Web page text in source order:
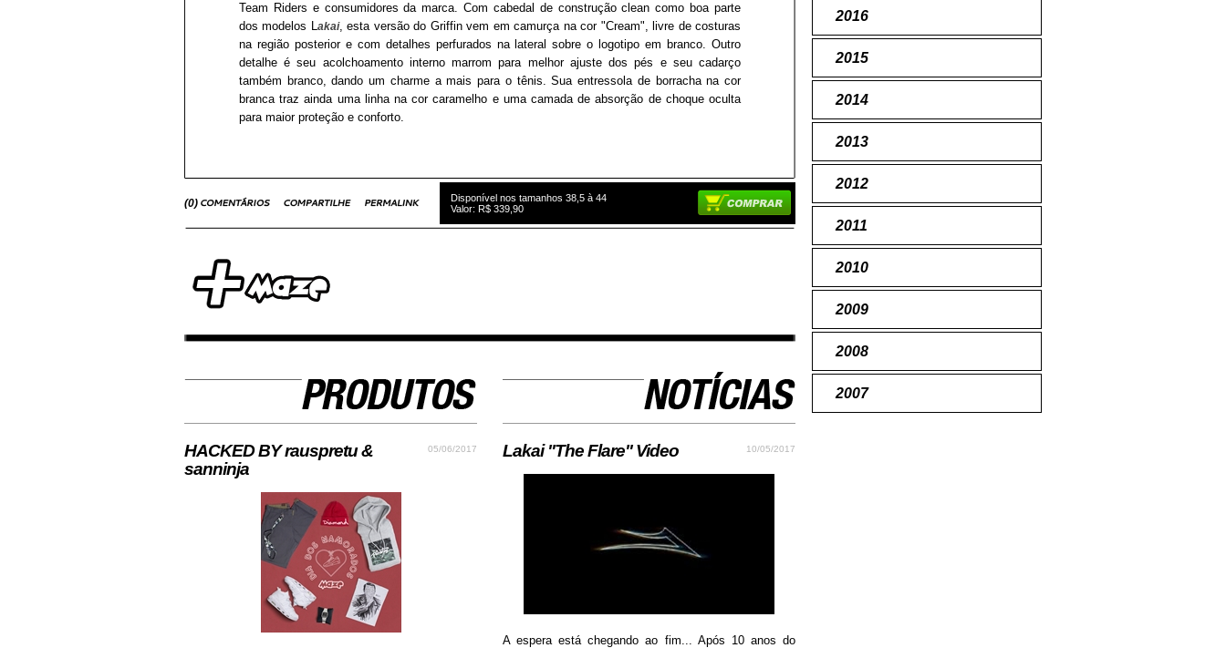
Team Riders e consumidores da marca. Com cabedal de construção clean como boa parte
dos modelos Lakai, esta versão do Griffin vem em camurça na cor "Cream", livre de costuras
na região posterior e com detalhes perfurados na lateral sobre o logotipo em branco. Outro
detalhe é seu acolchoamento interno marrom para melhor ajuste dos pés e seu cadarço
também branco, dando um charme a mais para o tênis. Sua entressola de borracha na cor
branca traz ainda uma linha na cor caramelho e uma camada de absorção de choque oculta
para maior proteção e conforto.
(0)
Disponível nos tamanhos 38,5 à 44
Valor: R$ 339,90
05/06/2017
HACKED BY rauspretu &
sanninja
10/05/2017
Lakai "The Flare" Video
A espera está chegando ao fim... Após 10 anos do
2016
2015
2014
2013
2012
2011
2010
2009
2008
2007